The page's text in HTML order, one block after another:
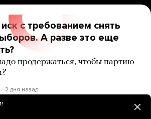
с требованием снять
А разве это еще
продержаться, чтобы партию
2 дня назад